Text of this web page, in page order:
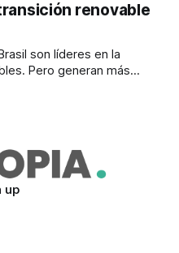
renovable
son líderes en la
Pero generan más
up